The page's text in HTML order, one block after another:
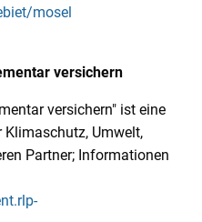
mosel
versichern
versichern" ist eine
Umwelt,
Partner; Informationen